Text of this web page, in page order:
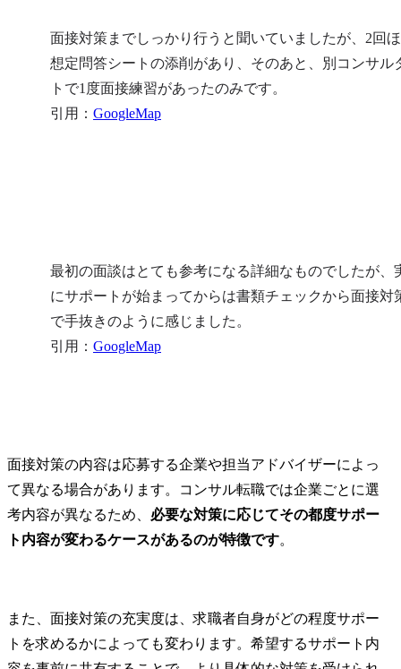
面接対策までしっかり行うと聞いていましたが、2回
想定問答シートの添削があり、そのあと、別コンサル
トで1度面接練習があったのみです。
引用： GoogleMap
最初の面談はとても参考になる詳細なものでしたが、
にサポートが始まってからは書類チェックから面接対
で手抜きのように感じました。
引用： GoogleMap
面接対策の内容は応募する企業や担当アドバイザーによっ
て異なる場合があります。コンサル転職では企業ごとに選
考内容が異なるため、 必要な対策に応じてその都度サポー
ト内容が変わるケースがあるのが特徴です。
また、面接対策の充実度は、求職者自身がどの程度サポー
トを求めるかによっても変わります。希望するサポート内